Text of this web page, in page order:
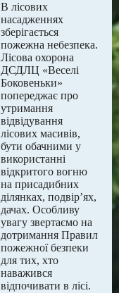
В лісових
насадженнях
зберігається
пожежна небезпека.
Лісова охорона
ДСДЛЦ «Веселі
Боковеньки»
попереджає про
утримання
відвідування
лісових масивів,
бути обачними у
використанні
відкритого вогню
на присадибних
ділянках, подвір’ях,
дачах. Особливу
увагу звертаємо на
дотримання Правил
пожежної безпеки
для тих, хто
наважився
відпочивати в лісі.